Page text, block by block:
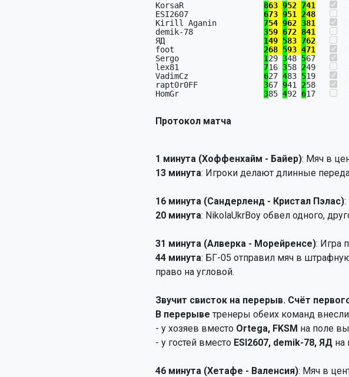
KorsaR 863 952 741
ESI2607 673 951 248
Kirill Aganin 754 962 381
demik-78 359 672 841
ЯД 149 583 762
foot 268 593 471
Sergo 129 348 567
lex81 716 358 249
VadimCz 627 483 519
rapt0r0FF 367 941 258
HomGr 385 492 617
Протокол матча
1 минута (Хоффенхайм - Байер): Мяч в
13 минута: Игроки делают длинные
16 минута (Сандерленд - Кристал Пэлас):
20 минута: NikolaUkrBoy обвел одного,
31 минута (Алверка - Морейренсе): Игра
44 минута: БГ-05 отправил мяч в
право на угловой.
Звучит свисток на перерыв. Счёт
В перерыве тренеры обеих команд
- у хозяев вместо Ortega, FKSM на поле
- у гостей вместо ESI2607, demik-78, ЯД на
46 минута (Хетафе - Валенсия): Мяч в